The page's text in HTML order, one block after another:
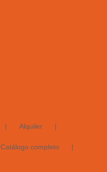
Alquiler
Catálogo completo